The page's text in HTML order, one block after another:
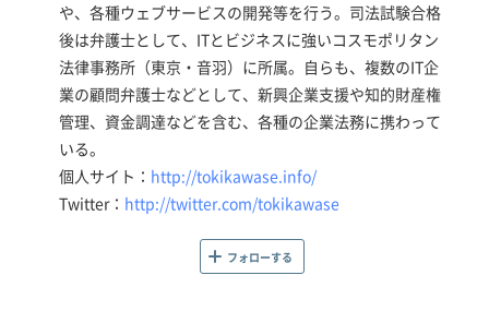
や、各種ウェブサービスの開発等を行う。司法試験合格
後は弁護士として、ITとビジネスに強いコスモポリタン
法律事務所（東京・音羽）に所属。自らも、複数のIT企
業の顧問弁護士などとして、新興企業支援や知的財産権
管理、資金調達などを含む、各種の企業法務に携わって
いる。
個人サイト： http://tokikawase.info/
Twitter： http://twitter.com/tokikawase
フォローする